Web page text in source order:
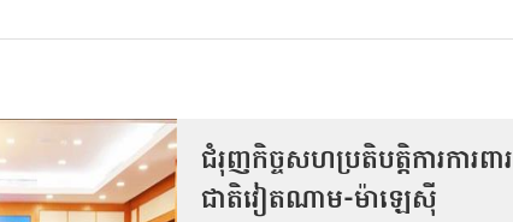
ជំរុញកិច្ចសហប្រតិបត្តិការការពារ
ជាតិវៀតណាម-ម៉ាឡេស៊ី